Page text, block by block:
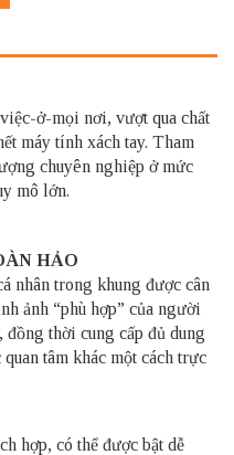
ở-mọi nơi, vượt qua chất
máy tính xách tay. Tham
chuyên nghiệp ở mức
mô lớn.
HẢO
nhân trong khung được cân
ảnh “phù hợp” của người
thời cung cấp đủ dung
tâm khác một cách trực
hợp, có thể được bật dễ